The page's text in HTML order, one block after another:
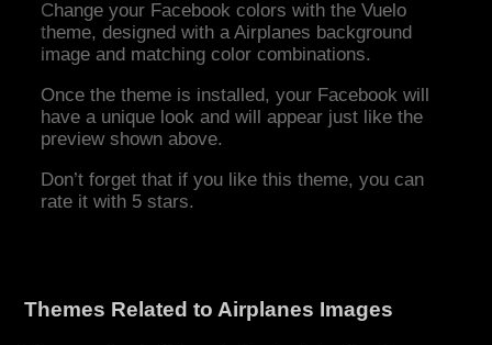
Change your Facebook colors with the Vuelo
theme, designed with a Airplanes background
image and matching color combinations.
Once the theme is installed, your Facebook will
have a unique look and will appear just like the
preview shown above.
Don’t forget that if you like this theme, you can
rate it with 5 stars.
Themes Related to Airplanes Images